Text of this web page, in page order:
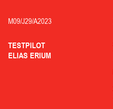
M09/J29/A2023
TESTPILOT
ELIAS ERIUM